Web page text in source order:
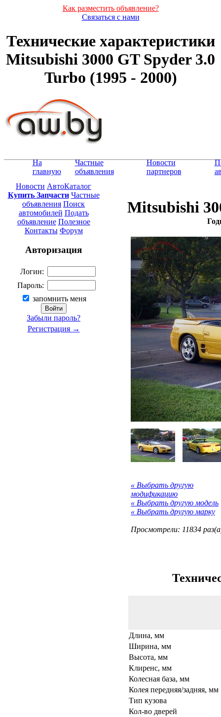
Как разместить объявление?
Связаться с нами
Технические характеристики
Mitsubishi 3000 GT Spyder 3.0
Turbo (1995 - 2000)
На
главную
Частные
объявления
Новости
партнеров
Новости АвтоКаталог
Купить Запчасти Частные
объявления Поиск
автомобилей Подать
объявление Полезное
Контакты Форум
Авторизация
Логин:
Пароль:
запомнить меня
Забыли пароль?
Регистрация →
Mitsubishi
« Выбрать другую
модификацию
« Выбрать другую модель
« Выбрать другую марку
Просмотрели: 11834
Длина, мм
Ширина, мм
Высота, мм
Клиренс, мм
Колесная база, мм
Колея передняя/задняя, мм
Тип кузова
Кол-во дверей